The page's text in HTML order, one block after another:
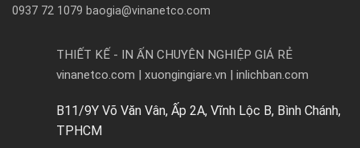
0937 72 1079 baogia@vinanetco.com
THIẾT KẾ - IN ẤN CHUYÊN NGHIỆP GIÁ RẺ
vinanetco.com | xuongingiare.vn | inlichban.com
B11/9Y Võ Văn Vân, Ấp 2A, Vĩnh Lộc B, Bình Chánh,
TPHCM